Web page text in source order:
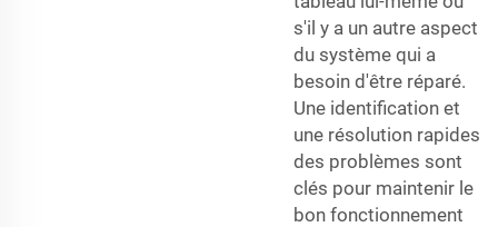
s'il y a un autre aspect
du système qui a
besoin d'être réparé.
Une identification et
une résolution rapides
des problèmes sont
clés pour maintenir le
bon fonctionnement